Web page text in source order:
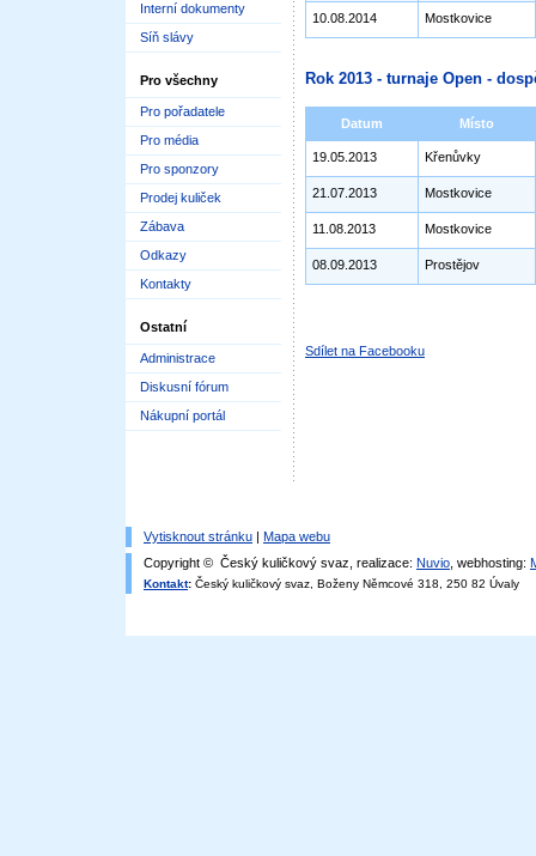
Interní dokumenty
Síň slávy
Pro všechny
Pro pořadatele
Pro média
Pro sponzory
Prodej kuliček
Zábava
Odkazy
Kontakty
Ostatní
Administrace
Diskusní fórum
Nákupní portál
10.08.2014 Mostkovice
Rok 2013 - turnaje Open -
Datum Místo
19.05.2013 Křenůvky
21.07.2013 Mostkovice
11.08.2013 Mostkovice
08.09.2013 Prostějov
Sdílet na Facebooku
Vytisknout stránku | Mapa webu
Copyright © Český kuličkový svaz, realizace: Nuvio , webhosting:
Kontakt: Český kuličkový svaz, Boženy Němcové 318, 250 82 Úvaly